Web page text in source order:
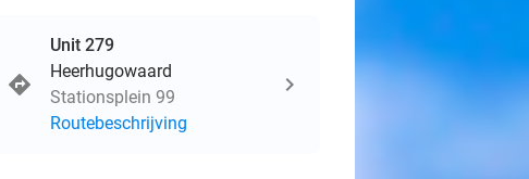
Unit 279
Heerhugowaard
Stationsplein 99
Routebeschrijving